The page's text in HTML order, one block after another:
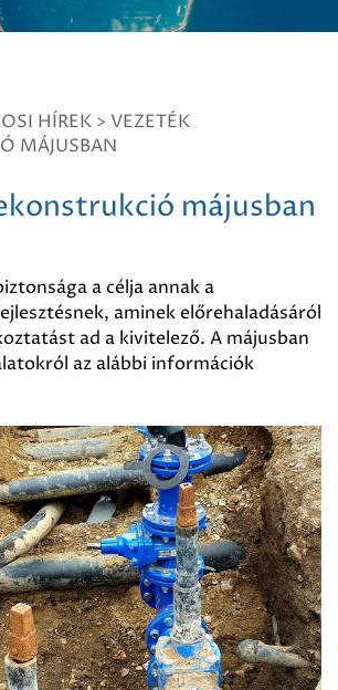
HÍREK > VEZETÉK
MÁJUSBAN
májusban
a célja annak a
aminek előrehaladásáról
ad a kivitelező. A májusban
az alábbi információk